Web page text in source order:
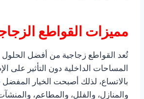
مميزات القواطع
تُعد القواطع زجاجية من أفضل
المساحات الداخلية دون التأثير على
بالاتساع، لذلك أصبحت الخيار
والمنازل، والفلل، والمطاعم،